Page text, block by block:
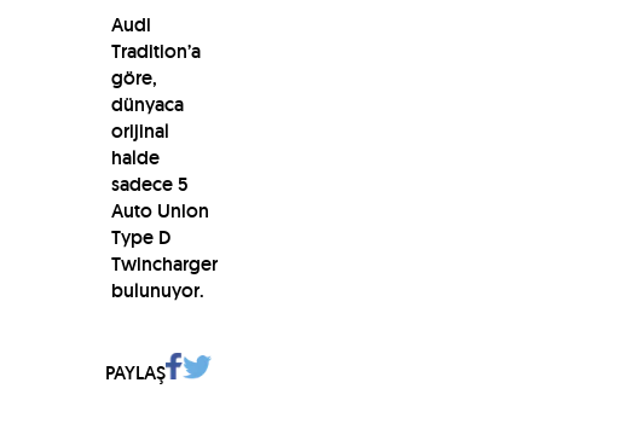
Audi
Tradition’a
göre,
dünyaca
orijinal
halde
sadece 5
Auto Union
Type D
Twincharger
bulunuyor.
PAYLAŞ